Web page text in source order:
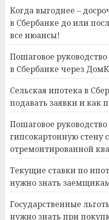
Когда выгоднее –
в Сбербанке до или
все нюансы!
Пошаговое
в Сбербанке через
Сельская ипотека в
подавать заявки и как
Пошаговое руководство
гипсокартонную
отремонтированной
Текущие ставки по
нужно знать
Государственные
нужно знать при